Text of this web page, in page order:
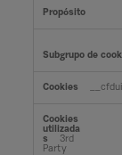
3rd
Party